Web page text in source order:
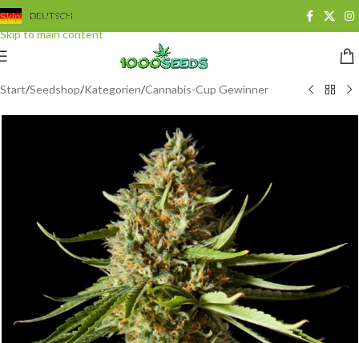
Skip to navigation
Skip to main content
DEUTSCH
Start/Seedshop/Kategorien/Cannabis-Cup Gewinner